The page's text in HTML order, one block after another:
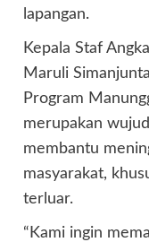
lapangan.
Kepala Staf
Maruli
Program
merupakan
membantu
masyarakat,
terluar.
“Kami ingin